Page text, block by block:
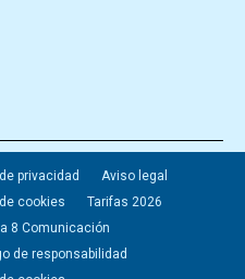
privacidad
Aviso legal
cookies
Tarifas 2026
8 Comunicación
de responsabilidad